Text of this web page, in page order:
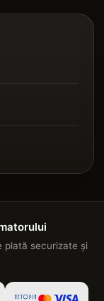
plată securizate și